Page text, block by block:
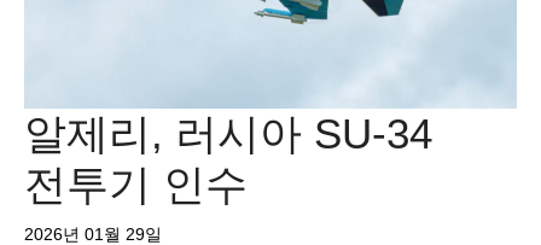
알제리, 러시아 SU-34
전투기 인수
2026년 01월 29일